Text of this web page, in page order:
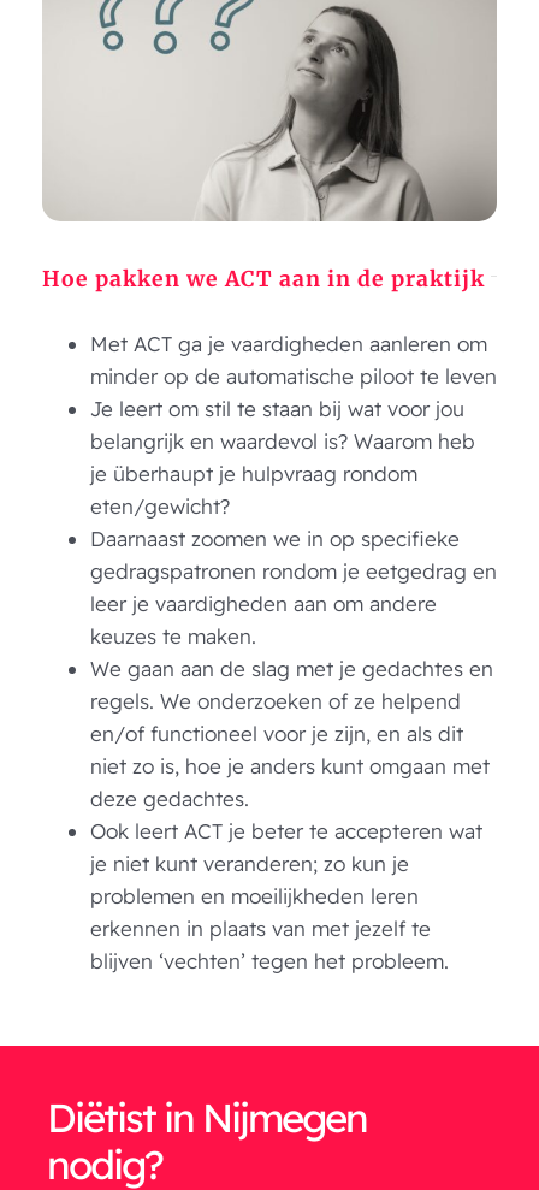
Hoe pakken we ACT aan in de praktijk
Met ACT ga je vaardigheden aanleren om
minder op de automatische piloot te leven
Je leert om stil te staan bij wat voor jou
belangrijk en waardevol is? Waarom heb
je überhaupt je hulpvraag rondom
eten/gewicht?
Daarnaast zoomen we in op specifieke
gedragspatronen rondom je eetgedrag en
leer je vaardigheden aan om andere
keuzes te maken.
We gaan aan de slag met je gedachtes en
regels. We onderzoeken of ze helpend
en/of functioneel voor je zijn, en als dit
niet zo is, hoe je anders kunt omgaan met
deze gedachtes.
Ook leert ACT je beter te accepteren wat
je niet kunt veranderen; zo kun je
problemen en moeilijkheden leren
erkennen in plaats van met jezelf te
blijven ‘vechten’ tegen het probleem.
Diëtist in Nijmegen
nodig?